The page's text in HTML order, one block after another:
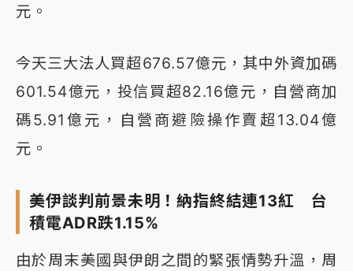
元。
今天三大法人買超676.57億元，其中外資加碼
601.54億元，投信買超82.16億元，自營商加
碼5.91億元，自營商避險操作賣超13.04億
元。
美伊談判前景未明！納指終結連13紅 台
積電ADR跌1.15%
由於周末美國與伊朗之間的緊張情勢升溫，周